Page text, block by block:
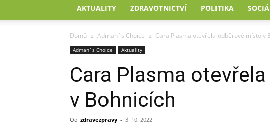
AKTUALITY ZDRAVOTNICTVÍ POLITIKA
Domů Adman´s Choice Cara Plasma otevřela odběrové místo v
Adman´s Choice Aktuality
Cara Plasma
v Bohnicích
Od zdravezpravy - 3. 10. 2022